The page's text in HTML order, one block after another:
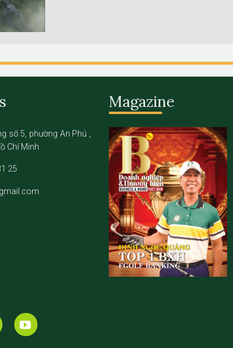
số 5, phường An Phú ,
Chí Minh
25
Magazine